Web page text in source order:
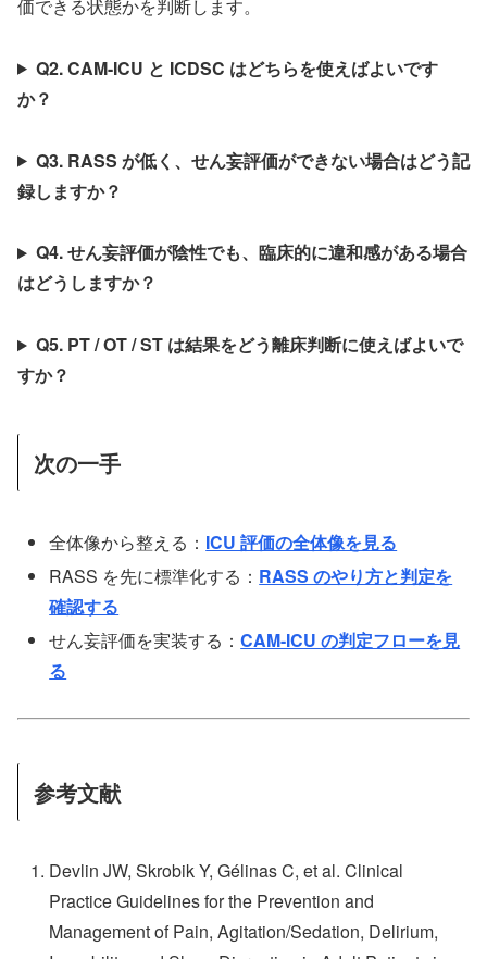
価できる状態かを判断します。
Q2. CAM-ICU と ICDSC はどちらを使えばよいです
か？
Q3. RASS が低く、せん妄評価ができない場合はどう記
録しますか？
Q4. せん妄評価が陰性でも、臨床的に違和感がある場合
はどうしますか？
Q5. PT / OT / ST は結果をどう離床判断に使えばよいで
すか？
次の一手
全体像から整える： ICU 評価の全体像を見る
RASS を先に標準化する： RASS のやり方と判定を
確認する
せん妄評価を実装する：CAM-ICU の判定フローを見
る
参考文献
Devlin JW, Skrobik Y, Gélinas C, et al. Clinical
Practice Guidelines for the Prevention and
Management of Pain, Agitation/Sedation, Delirium,